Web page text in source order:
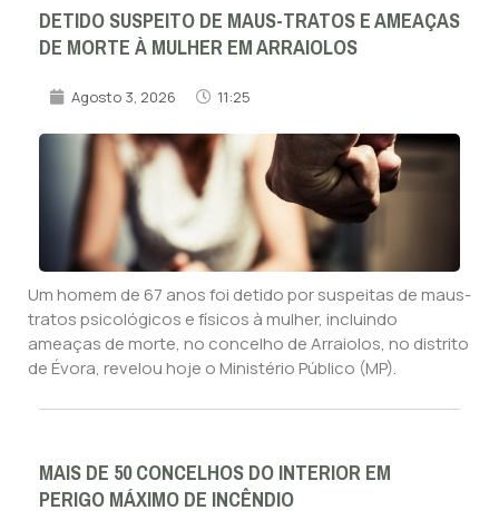
DETIDO SUSPEITO DE MAUS-TRATOS E AMEAÇAS
DE MORTE À MULHER EM ARRAIOLOS
Agosto 3, 2026 11:25
Um homem de 67 anos foi detido por suspeitas de maus-
tratos psicológicos e físicos à mulher, incluindo
ameaças de morte, no concelho de Arraiolos, no distrito
de Évora, revelou hoje o Ministério Público (MP).
MAIS DE 50 CONCELHOS DO INTERIOR EM
PERIGO MÁXIMO DE INCÊNDIO